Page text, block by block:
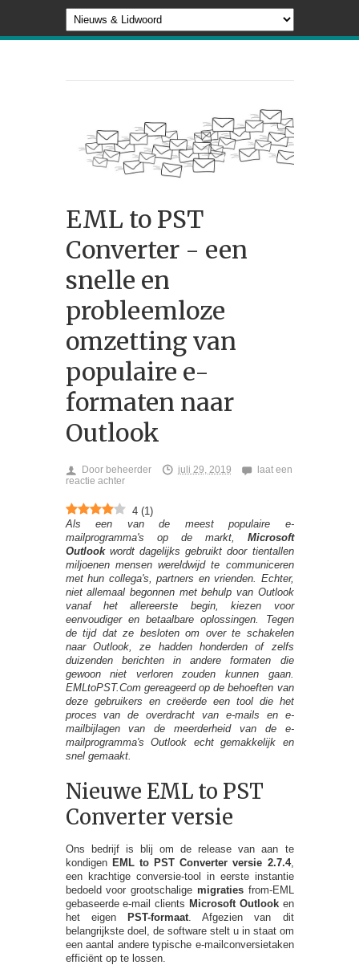
EML to PST
Converter - een
snelle en
probleemloze
omzetting van
populaire e-
formaten naar
Outlook
Door beheerder juli 29, 2019
laat een
reactie achter
4 (1)
Als een van de meest populaire e-
mailprogramma's op de markt, Microsoft
Outlookwordt dagelijks gebruikt door tientallen
miljoenen mensen wereldwijd te communiceren
met hun collega's, partners en vrienden. Echter,
niet allemaal begonnen met behulp van Outlook
vanaf het allereerste begin, kiezen voor
eenvoudiger en betaalbare oplossingen. Tegen
de tijd dat ze besloten om over te schakelen
naar Outlook, ze hadden honderden of zelfs
duizenden berichten in andere formaten die
gewoon niet verloren zouden kunnen gaan.
EMLtoPST.Com gereageerd op de behoeften van
deze gebruikers en creëerde een tool die het
proces van de overdracht van e-mails en e-
mailbijlagen van de meerderheid van de e-
mailprogramma's Outlook echt gemakkelijk en
snel gemaakt.
Nieuwe EML to PST
Converter versie
Ons bedrijf is blij om de release van aan te
kondigen EML to PST Converter versie 2.7.4,
een krachtige conversie-tool in eerste instantie
bedoeld voor grootschalige migratiesfrom-EML
gebaseerde e-mail clients Microsoft Outlook en
het eigen PST-formaat. Afgezien van dit
belangrijkste doel, de software stelt u in staat om
een ​​aantal andere typische e-mailconversietaken
efficiënt op te lossen.